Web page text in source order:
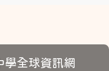
學全球資訊網